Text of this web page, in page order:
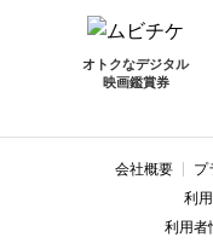
オトクなデジタル
映画鑑賞券
会社概要 プ
利
利用者